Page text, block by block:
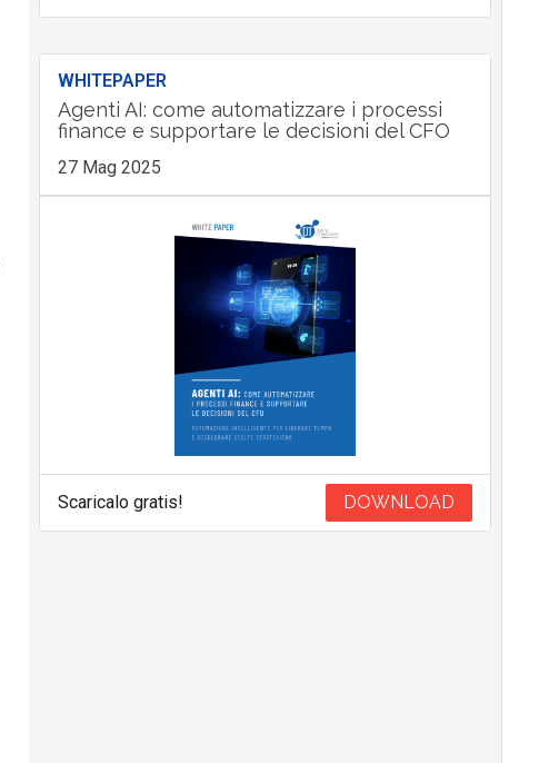
WHITEPAPER
Agenti AI: come automatizzare i processi
finance e supportare le decisioni del CFO
27 Mag 2025
Scaricalo gratis! DOWNLOAD